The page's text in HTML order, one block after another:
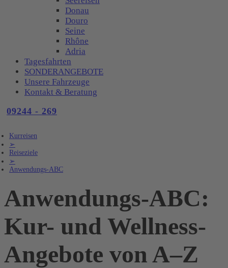
Donau
Douro
Seine
Rhône
Adria
Tagesfahrten
SONDERANGEBOTE
Unsere Fahrzeuge
Kontakt & Beratung
09244 - 269
Kurreisen
➢
Reiseziele
➢
Anwendungs-ABC
Anwendungs-ABC:
Kur- und Wellness-
Angebote von A–Z